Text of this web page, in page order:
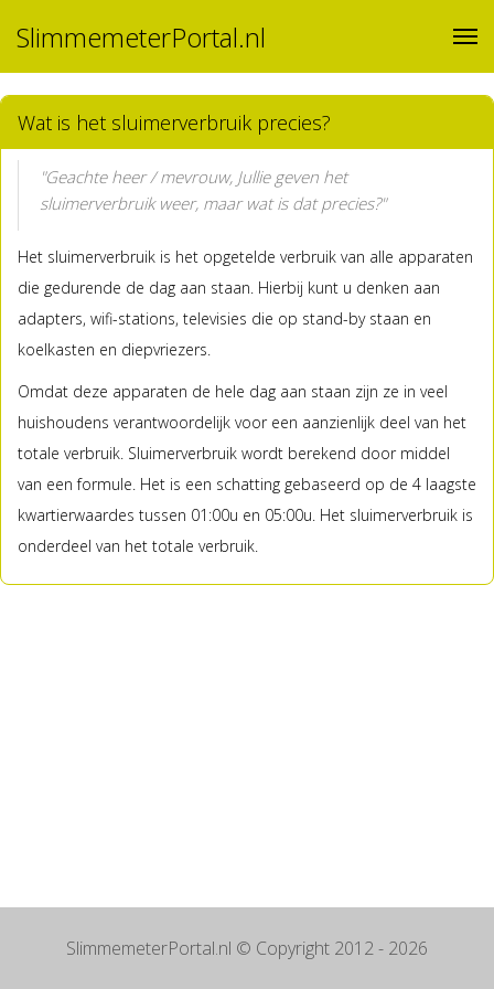
SlimmemeterPortal.nl
Wat is het sluimerverbruik precies?
"Geachte heer / mevrouw, Jullie geven het
sluimerverbruik weer, maar wat is dat precies?"
Het sluimerverbruik is het opgetelde verbruik van alle apparaten
die gedurende de dag aan staan. Hierbij kunt u denken aan
adapters, wifi-stations, televisies die op stand-by staan en
koelkasten en diepvriezers.
Omdat deze apparaten de hele dag aan staan zijn ze in veel
huishoudens verantwoordelijk voor een aanzienlijk deel van het
totale verbruik. Sluimerverbruik wordt berekend door middel
van een formule. Het is een schatting gebaseerd op de 4 laagste
kwartierwaardes tussen 01:00u en 05:00u. Het sluimerverbruik is
onderdeel van het totale verbruik.
SlimmemeterPortal.nl © Copyright 2012 - 2026